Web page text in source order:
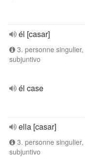
él [casar]
3. personne
subjuntivo
él case
ella [casar]
3. personne
subjuntivo